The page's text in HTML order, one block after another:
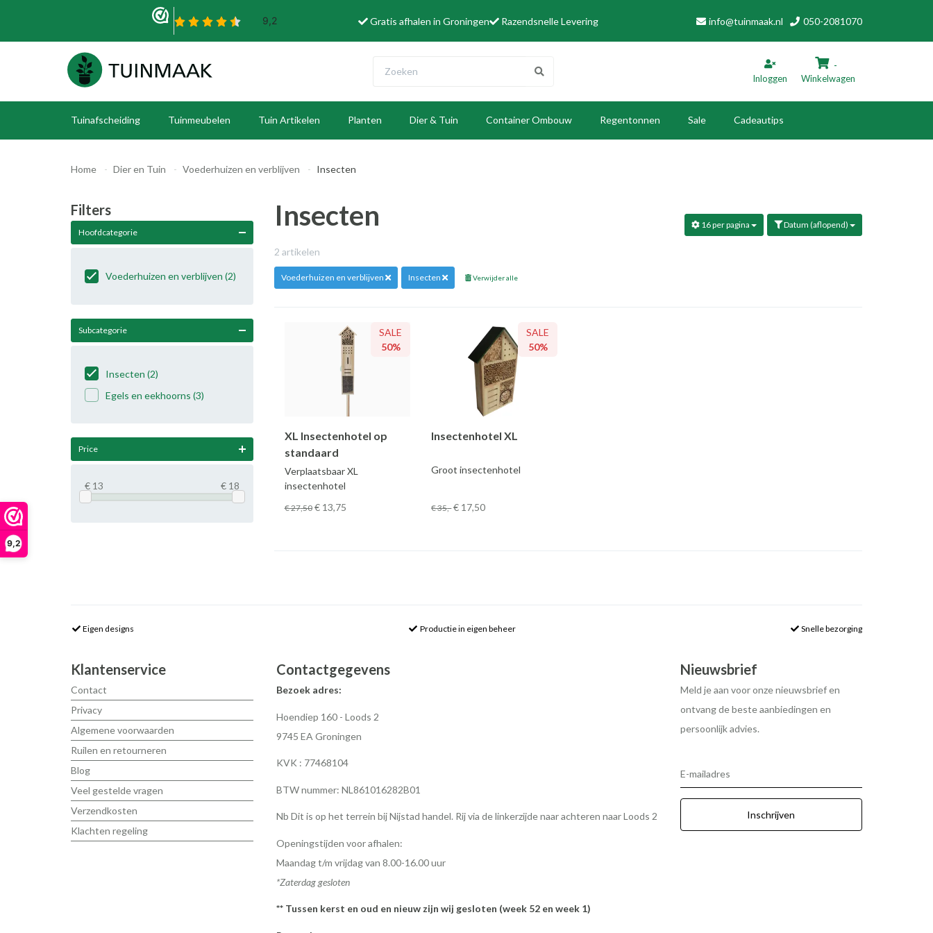
9,2
Gratis afhalen in Groningen Razendsnelle Levering info@tuinmaak.nl 050-2081070
Inloggen
-
Winkelwagen
Tuinafscheiding Tuinmeubelen Tuin Artikelen Planten Dier & Tuin Container Ombouw Regentonnen Sale Cadeautips
Vul hem met producten.
Home Dier en Tuin Voederhuizen en verblijven Insecten
Filters
Hoofdcategorie
Voederhuizen en verblijven (2)
Subcategorie
Insecten (2)
Egels en eekhoorns (3)
Price
€ 13 € 18
Insecten Datum (aflopend)
16 per pagina
2 artikelen
Voederhuizen en verblijven Insecten Verwijder alle
SALE
50%
XL Insectenhotel op
standaard
Verplaatsbaar XL
insectenhotel
€ 27,50€ 13,75
SALE
50%
Insectenhotel XL
Groot insectenhotel
€ 35,-€ 17,50
Eigen designs Productie in eigen beheer Snelle bezorging
Klantenservice
Contact
Privacy
Algemene voorwaarden
Ruilen en retourneren
Blog
Veel gestelde vragen
Verzendkosten
Klachten regeling
Contactgegevens
Bezoek adres:
Hoendiep 160 - Loods 2
9745 EA Groningen
KVK : 77468104
BTW nummer: NL861016282B01
Nb Dit is op het terrein bij Nijstad handel. Rij via de linkerzijde naar achteren naar Loods 2
Openingstijden voor afhalen:
Maandag t/m vrijdag van 8.00-16.00 uur
*Zaterdag gesloten
** Tussen kerst en oud en nieuw zijn wij gesloten (week 52 en week 1)
Nieuwsbrief
Meld je aan voor onze nieuwsbrief en
ontvang de beste aanbiedingen en
persoonlijk advies.
E-mailadres
Inschrijven